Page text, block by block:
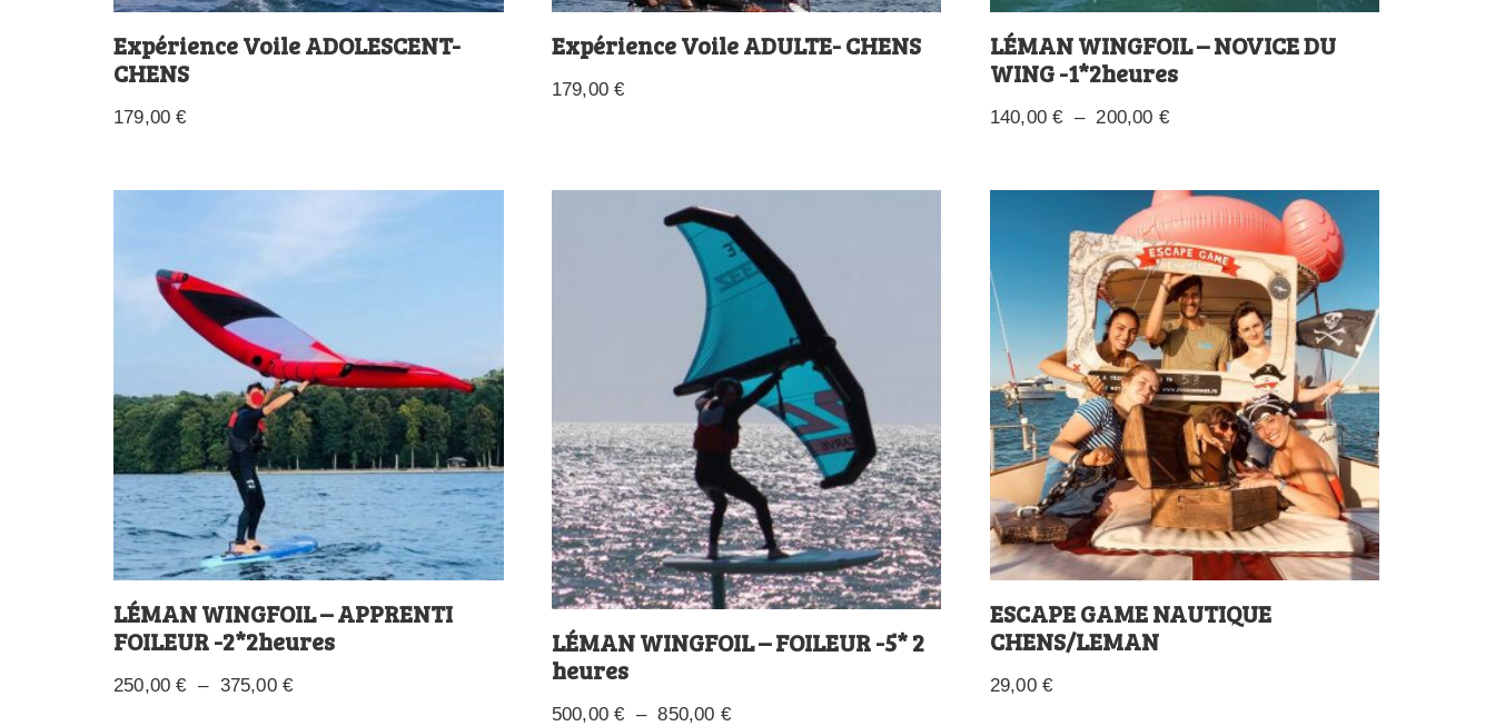
Expérience Voile ADOLESCENT-
CHENS
179,00€
Expérience Voile ADULTE- CHENS
179,00€
LÉMAN WINGFOIL – NOVICE DU
WING -1*2heures
140,00€ – 200,00 €
LÉMAN WINGFOIL – APPRENTI
FOILEUR -2*2heures
250,00€ – 375,00€
LÉMAN WINGFOIL – FOILEUR -5* 2
heures
500,00€ – 850,00 €
ESCAPE GAME NAUTIQUE
CHENS/LEMAN
29,00 €